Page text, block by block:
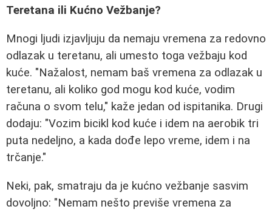
Teretana ili Kućno Vežbanje?
Mnogi ljudi izjavljuju da nemaju vremena za redovno
odlazak u teretanu, ali umesto toga vežbaju kod
kuće. "Nažalost, nemam baš vremena za odlazak u
teretanu, ali koliko god mogu kod kuće, vodim
računa o svom telu," kaže jedan od ispitanika. Drugi
dodaju: "Vozim bicikl kod kuće i idem na aerobik tri
puta nedeljno, a kada dođe lepo vreme, idem i na
trčanje."
Neki, pak, smatraju da je kućno vežbanje sasvim
dovoljno: "Nemam nešto previše vremena za